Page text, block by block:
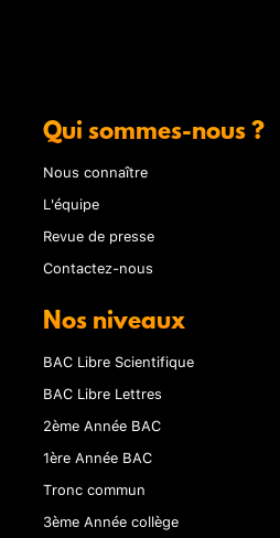
Qui sommes-nous ?
Nous connaître
L'équipe
Revue de presse
Contactez-nous
Nos niveaux
BAC Libre Scientifique
BAC Libre Lettres
2ème Année BAC
1ère Année BAC
Tronc commun
3ème Année collège